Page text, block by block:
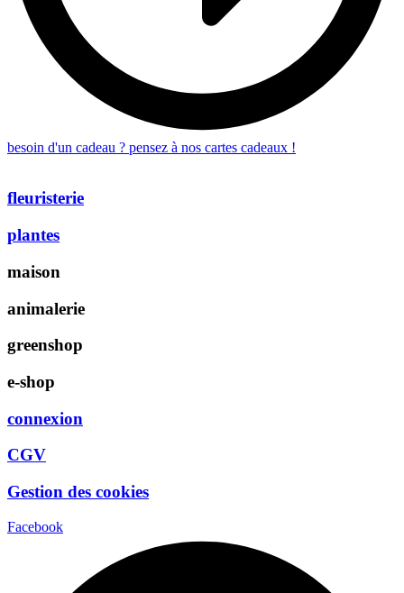
besoin d'un cadeau ? pensez à nos cartes cadeaux !
fleuristerie
plantes
maison
animalerie
greenshop
e-shop
connexion
CGV
Gestion des cookies
Facebook